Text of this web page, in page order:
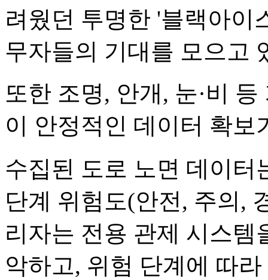
려웠던 투명한 '블랙아이
무자들의 기대를 모으고
또한 조명, 안개, 눈·비
이 안정적인 데이터 확보
수집된 도로 노면 데이터
단계 위험도(안전, 주의,
리자는 전용 관제 시스템
악하고, 위험 단계에 따